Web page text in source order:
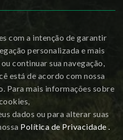
com a intenção de garantir
personalizada e mais
continuar sua navegação,
está de acordo com nossa
Para mais informações sobre
dados ou para alterar suas
Política de Privacidade .